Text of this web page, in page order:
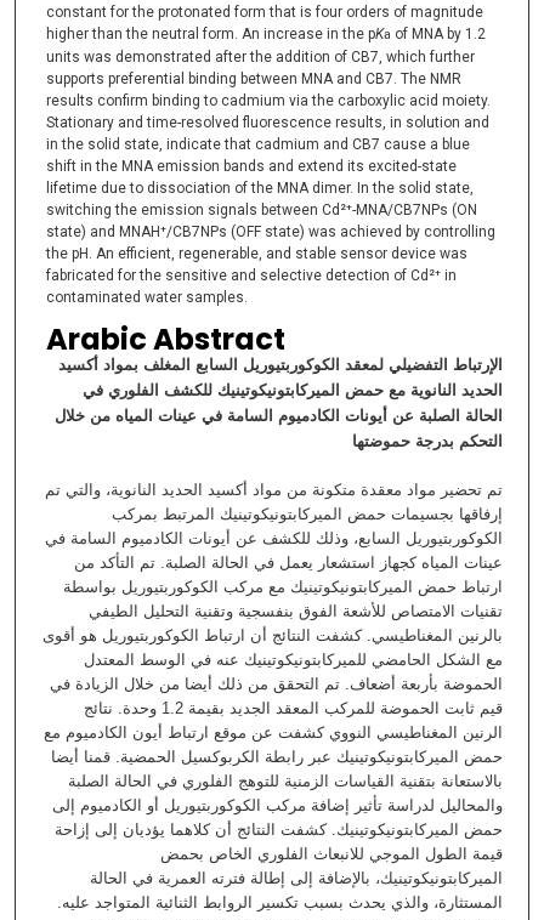
constant for the protonated form that is four orders of magnitude
higher than the neutral form. An increase in the pKa of MNA by 1.2
units was demonstrated after the addition of CB7, which further
supports preferential binding between MNA and CB7. The NMR
results confirm binding to cadmium via the carboxylic acid moiety.
Stationary and time-resolved fluorescence results, in solution and
in the solid state, indicate that cadmium and CB7 cause a blue
shift in the MNA emission bands and extend its excited-state
lifetime due to dissociation of the MNA dimer. In the solid state,
switching the emission signals between Cd²⁺-MNA/CB7NPs (ON
state) and MNAH⁺/CB7NPs (OFF state) was achieved by controlling
the pH. An efficient, regenerable, and stable sensor device was
fabricated for the sensitive and selective detection of Cd²⁺ in
contaminated water samples.
Arabic Abstract
الإرتباط التفضيلي لمعقد الكوكوربتيوريل السابع المغلف بمواد أكسيد
الحديد النانوية معحمض الميركابتونيكوتينيك للكشف الفلوري في
الحالة الصلبة عن أيونات الكادميوم السامة في عينات المياه من خلال
التحكم بدرجة حموضتها
تم تحضير مواد معقدة متكونة من مواد أكسيد الحديد النانوية، والتي تم
إرفاقها بجسيمات حمض الميركابتونيكوتينيك المرتبط بمركب
الكوكوربتيوريل السابع، وذلك للكشف عن أيونات الكادميوم السامة في
عينات المياه كجهاز استشعار يعمل في الحالة الصلبة. تم التأكد من
ارتباط حمض الميركابتونيكوتينيك مع مركب الكوكوربتيوريل بواسطة
تقنيات الامتصاص للأشعة الفوق بنفسجية وتقنية التحليل الطيفي
بالرنين المغناطيسي. كشفت النتائج أن ارتباط الكوكوربتيوريل هو أقوى
مع الشكل الحامضي للميركابتونيكوتينيك عنه في الوسط المعتدل
الحموضة بأربعة أضعاف. تم التحقق من ذلك أيضا من خلال الزيادة في
قيم ثابت الحموضة للمركب المعقد الجديد بقيمة 1.2 وحدة. نتائج
الرنين المغناطيسي النووي كشفت عن موقع ارتباط أيون الكادميوم مع
حمض الميركابتونيكوتينيك عبر رابطة الكربوكسيل الحمضية. قمنا أيضا
بالاستعانة بتقنية القياسات الزمنية للتوهج الفلوري في الحالة الصلبة
والمحاليل لدراسة تأثير إضافة مركب الكوكوربتيوريل أو الكادميوم إلى
حمض الميركابتونيكوتينيك. كشفت النتائج أن كلاهما يؤديان إلى إزاحة
قيمة الطول الموجي للانبعاث الفلوري الخاص بحمض
الميركابتونيكوتينيك، بالإضافة إلى إطالة فترته العمرية في الحالة
المستثارة، والذي يحدث بسبب تكسير الروابط الثنائية المتواجد عليه.